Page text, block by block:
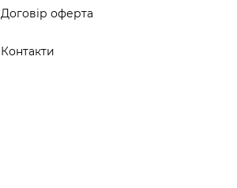
Договір оферта
Контакти